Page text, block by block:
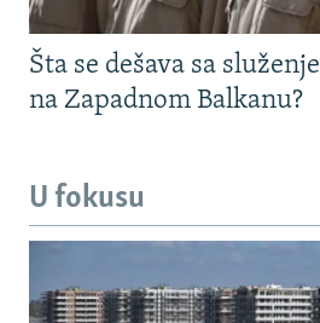
Šta se dešava sa
na Zapadnom Balkanu?
U fokusu